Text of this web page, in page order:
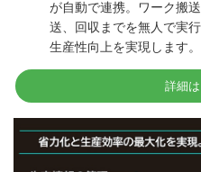
が自動で連携。ワーク搬
送、回収までを無人で実
生産性向上を実現します。
詳細